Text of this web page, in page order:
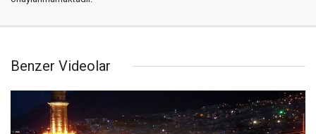
Benzer Videolar